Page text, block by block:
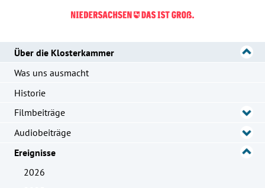
Über die Klosterkammer
Was uns ausmacht
Historie
Filmbeiträge
Audiobeiträge
Ereignisse
2026